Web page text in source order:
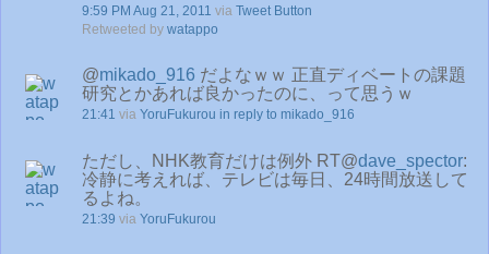
9:59 PM Aug 21, 2011 via Tweet Button
Retweeted by watappo
@mikado_916 だよなｗｗ 正直ディベートの課題
研究とかあれば良かったのに、って思うｗ
21:41 via YoruFukurou in reply to mikado_916
ただし、NHK教育だけは例外 RT@dave_spector:
冷静に考えれば、テレビは毎日、24時間放送して
るよね。
21:39 via YoruFukurou